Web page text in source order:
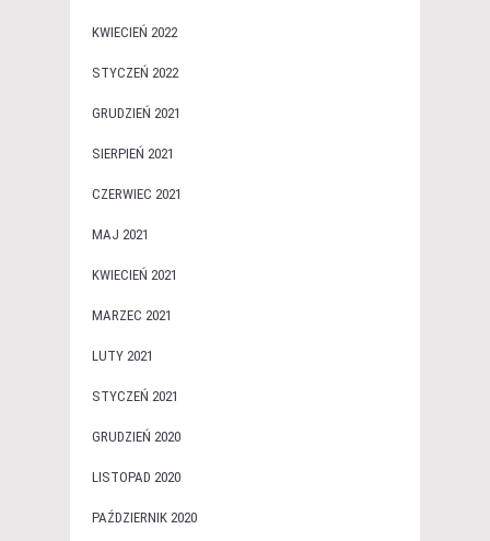
KWIECIEŃ 2022
STYCZEŃ 2022
GRUDZIEŃ 2021
SIERPIEŃ 2021
CZERWIEC 2021
MAJ 2021
KWIECIEŃ 2021
MARZEC 2021
LUTY 2021
STYCZEŃ 2021
GRUDZIEŃ 2020
LISTOPAD 2020
PAŹDZIERNIK 2020